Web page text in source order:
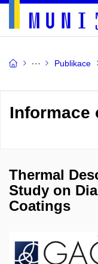
Publikace
Informace
Thermal
Study on
Coatings